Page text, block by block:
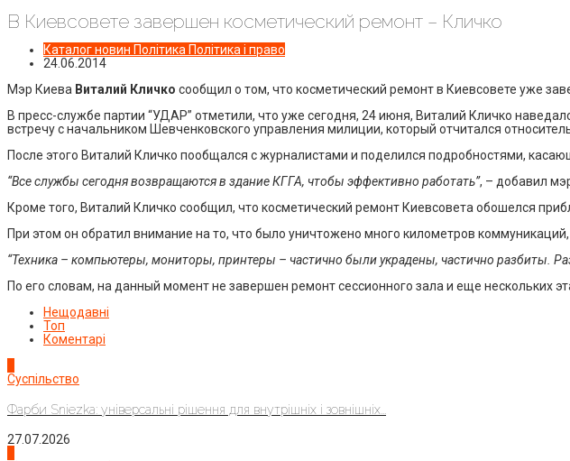
В Киевсовете завершен косметический ремонт – Кличко
Каталог новин Політика Політика і право
24.06.2014
Мэр Киева Виталий Кличко сообщил о том, что косметический ремонт в Киевсовете уже
В пресс-службе партии “УДАР” отметили, что уже сегодня, 24 июня, Виталий Кличко
встречу с начальником Шевченковского управления милиции, который отчитался
После этого Виталий Кличко пообщался с журналистами и поделился подробностями,
“Все службы сегодня возвращаются в здание КГГА, чтобы эффективно работать”, – добавил
Кроме того, Виталий Кличко сообщил, что косметический ремонт Киевсовета обошелся
При этом он обратил внимание на то, что было уничтожено много километров
“Техника – компьютеры, мониторы, принтеры – частично были украдены, частично разбиты.
По его словам, на данный момент не завершен ремонт сессионного зала и еще нескольких
Нещодавні
Топ
Коментарі
Суспільство
Фарби Sniezka: універсальні рішення для внутрішніх і зовнішніх...
27.07.2026